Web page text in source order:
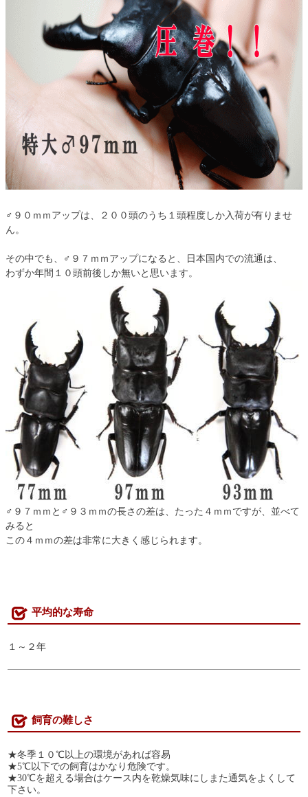
♂９０ｍｍアップは、２００頭のうち１頭程度しか入荷が有りませ
ん。
その中でも、♂９７ｍｍアップになると、日本国内での流通は、
わずか年間１０頭前後しか無いと思います。
♂９７ｍｍと♂９３ｍｍの長さの差は、たった４ｍｍですが、並べて
みると
この４ｍｍの差は非常に大きく感じられます。
平均的な寿命
１～２年
飼育の難しさ
★冬季１０℃以上の環境があれば容易
★5℃以下での飼育はかなり危険です。
★30℃を超える場合はケース内を乾燥気味にしまた通気をよくして
下さい。